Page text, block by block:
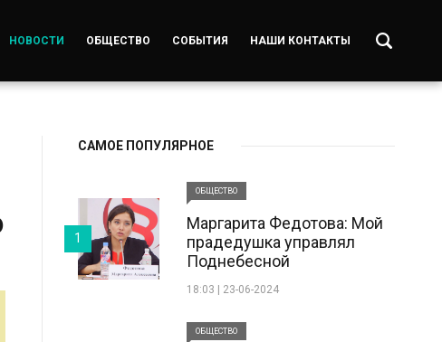
НОВОСТИ ОБЩЕСТВО СОБЫТИЯ НАШИ КОНТАКТЫ
САМОЕ ПОПУЛЯРНОЕ
ОБЩЕСТВО
Маргарита Федотова: Мой
прадедушка управлял
Поднебесной
18:03 | 23-06-2024
1
ОБЩЕСТВО